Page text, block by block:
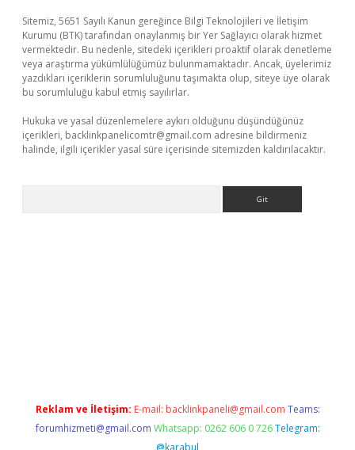
Sitemiz, 5651 Sayılı Kanun gereğince Bilgi Teknolojileri ve İletişim
Kurumu (BTK) tarafından onaylanmış bir Yer Sağlayıcı olarak hizmet
vermektedir. Bu nedenle, sitedeki içerikleri proaktif olarak denetleme
veya araştırma yükümlülüğümüz bulunmamaktadır. Ancak, üyelerimiz
yazdıkları içeriklerin sorumluluğunu taşımakta olup, siteye üye olarak
bu sorumluluğu kabul etmiş sayılırlar.
Hukuka ve yasal düzenlemelere aykırı olduğunu düşündüğünüz
içerikleri, backlinkpanelicomtr@gmail.com adresine bildirmeniz
halinde, ilgili içerikler yasal süre içerisinde sitemizden kaldırılacaktır.
Reklam ve İletişim: E-mail: backlinkpaneli@gmail.com Teams:
forumhizmeti@gmail.com Whatsapp: 0262 606 0 726 Telegram:
@karabul